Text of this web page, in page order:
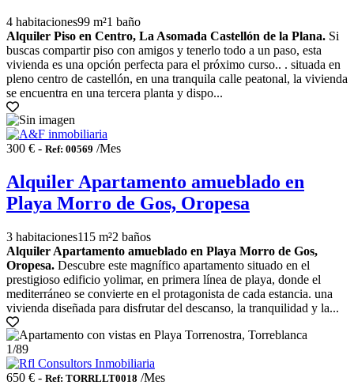
4 habitaciones99 m²1 baño
Alquiler Piso en Centro, La Asomada Castellón de la Plana. Si
buscas compartir piso con amigos y tenerlo todo a un paso, esta
vivienda es una opción perfecta para el próximo curso.. . situada en
pleno centro de castellón, en una tranquila calle peatonal, la vivienda
se encuentra en una tercera planta y dispo...
300 € - Ref: 00569 /Mes
Alquiler Apartamento amueblado en
Playa Morro de Gos, Oropesa
3 habitaciones115 m²2 baños
Alquiler Apartamento amueblado en Playa Morro de Gos,
Oropesa. Descubre este magnífico apartamento situado en el
prestigioso edificio yolimar, en primera línea de playa, donde el
mediterráneo se convierte en el protagonista de cada estancia. una
vivienda diseñada para disfrutar del descanso, la tranquilidad y la...
1/89
650 € - Ref: TORRLLT0018 /Mes